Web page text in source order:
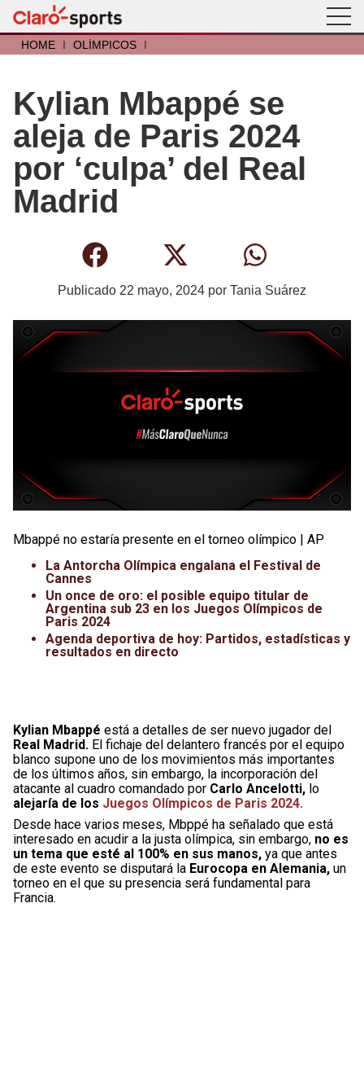
HOME I OLÍMPICOS I
Kylian Mbappé se
aleja de Paris 2024
por ‘culpa’ del Real
Madrid
Publicado 22 mayo, 2024 por Tania Suárez
Mbappé no estaría presente en el torneo olímpico | AP
La Antorcha Olímpica engalana el Festival de
Cannes
Un once de oro: el posible equipo titular de
Argentina sub 23 en los Juegos Olímpicos de
Paris 2024
Agenda deportiva de hoy: Partidos, estadísticas y
resultados en directo
Kylian Mbappé está a detalles de ser nuevo jugador del
Real Madrid. El fichaje del delantero francés por el equipo
blanco supone uno de los movimientos más importantes
de los últimos años, sin embargo, la incorporación del
atacante al cuadro comandado por Carlo Ancelotti, lo
alejaría de los Juegos Olímpicos de Paris 2024.
Desde hace varios meses, Mbppé ha señalado que está
interesado en acudir a la justa olímpica, sin embargo, no es
un tema que esté al 100% en sus manos, ya que antes
de este evento se disputará la Eurocopa en Alemania, un
torneo en el que su presencia será fundamental para
Francia.